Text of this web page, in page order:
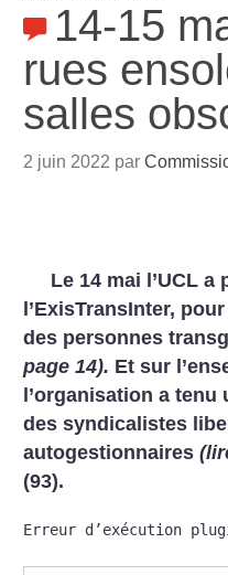
14-15
rues
salles
2 juin 2022 par
Le 14 mai l’UCL
l’ExisTransInter,
des personnes
page 14). Et sur
l’organisation a
des syndicalistes
autogestionnaires
(93).
Erreur d’exécution